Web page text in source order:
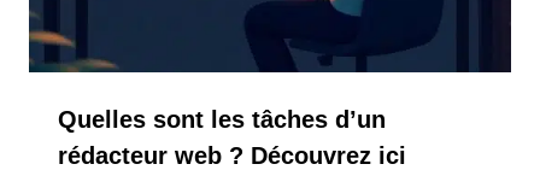
Quelles sont les tâches d’un
rédacteur web ? Découvrez ici